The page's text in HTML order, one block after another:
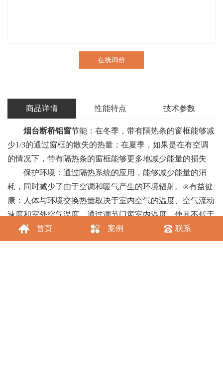
在线询价
商品详情 性能特点 技术参数
烟台断桥铝窗节能：在冬季，带有隔热条的窗框能够减
少1/3的通过窗框的散失的热量；在夏季，如果是在有空调
的情况下，带有隔热条的窗框能够更多地减少能量的损失
保护环境：通过隔热系统的应用，能够减少能量的消
耗，同时减少了由于空调和暖气产生的环境辐射。⊙有益健
康：人体与环境交换热量取决于室内空气的温度、空气流动
速度和室外空气温度。通过调节门窗室内温度，使其不低于
12～13℃，已达到最舒适的环境。
降低噪音：采用厚度不同的中空玻璃结构和隔热断桥铝
首页 案例 联系